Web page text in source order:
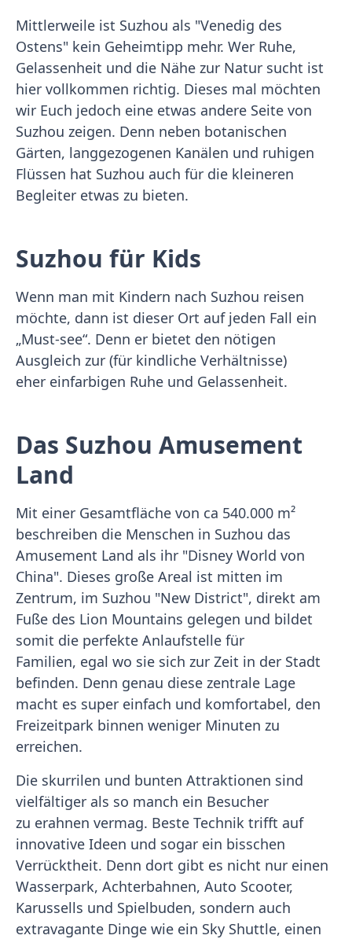
Mittlerweile ist Suzhou als "Venedig des
Ostens" kein Geheimtipp mehr. Wer Ruhe,
Gelassenheit und die Nähe zur Natur sucht ist
hier vollkommen richtig. Dieses mal möchten
wir Euch jedoch eine etwas andere Seite von
Suzhou zeigen. Denn neben botanischen
Gärten, langgezogenen Kanälen und ruhigen
Flüssen hat Suzhou auch für die kleineren
Begleiter etwas zu bieten.
Suzhou für Kids
Wenn man mit Kindern nach Suzhou reisen
möchte, dann ist dieser Ort auf jeden Fall ein
„Must-see“. Denn er bietet den nötigen
Ausgleich zur (für kindliche Verhältnisse)
eher einfarbigen Ruhe und Gelassenheit.
Das Suzhou Amusement
Land
Mit einer Gesamtfläche von ca 540.000 m²
beschreiben die Menschen in Suzhou das
Amusement Land als ihr "Disney World von
China". Dieses große Areal ist mitten im
Zentrum, im Suzhou "New District", direkt am
Fuße des Lion Mountains gelegen und bildet
somit die perfekte Anlaufstelle für
Familien, egal wo sie sich zur Zeit in der Stadt
befinden. Denn genau diese zentrale Lage
macht es super einfach und komfortabel, den
Freizeitpark binnen weniger Minuten zu
erreichen.
Die skurrilen und bunten Attraktionen sind
vielfältiger als so manch ein Besucher
zu erahnen vermag. Beste Technik trifft auf
innovative Ideen und sogar ein bisschen
Verrücktheit. Denn dort gibt es nicht nur einen
Wasserpark, Achterbahnen, Auto Scooter,
Karussells und Spielbuden, sondern auch
extravagante Dinge wie ein Sky Shuttle, einen